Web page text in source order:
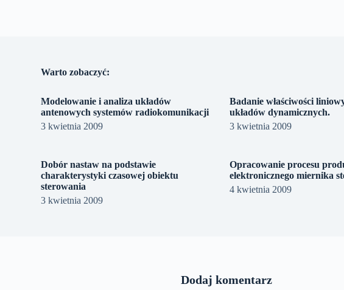
Warto zobaczyć:
Modelowanie i analiza układów
antenowych systemów radiokomunikacji
3 kwietnia 2009
Badanie właściwości
układów dynamicznych.
3 kwietnia 2009
Dobór nastaw na podstawie
charakterystyki czasowej obiektu
sterowania
3 kwietnia 2009
Opracowanie procesu
elektronicznego miernika
4 kwietnia 2009
Dodaj komentarz